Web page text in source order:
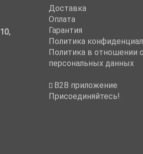
Доставка
Оплата
Гарантия
Политика
Политика в отношении
персональных данных
B2B приложение
Присоединяйтесь!